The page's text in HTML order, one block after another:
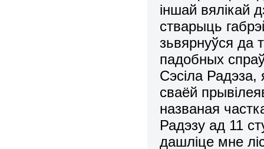
іншай вялікай
стварыць
зьвярнуўся да
падобных
Сэсіла Радэза,
сваёй
названая
Радэзу ад 11
дашліце мне